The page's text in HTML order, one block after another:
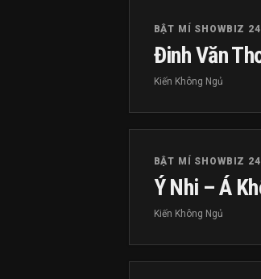
BẬT MÍ SHOWBIZ
Đinh Văn
Kiến Không Ngủ
BẬT MÍ SHOWBIZ
Ý Nhi – Á
Kiến Không Ngủ